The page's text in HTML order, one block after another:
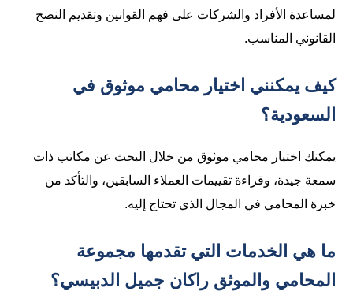
لمساعدة الأفراد والشركات على فهم القوانين وتقديم النصح
القانوني المناسب.
كيف يمكنني اختيار محامي موثوق في
السعودية؟
يمكنك اختيار محامي موثوق من خلال البحث عن مكاتب ذات
سمعة جيدة، وقراءة تقييمات العملاء السابقين، والتأكد من
خبرة المحامي في المجال الذي تحتاج إليه.
ما هي الخدمات التي تقدمها مجموعة
المحامي والموثق راكان جميل الدبيسي؟